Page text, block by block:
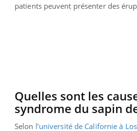
patients peuvent présenter des
Quelles sont les
syndrome du sapin
Selon l’université de Californie à